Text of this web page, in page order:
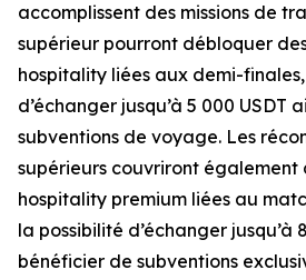
accomplissent des missions de
supérieur pourront débloquer
hospitality liées aux demi-
d’échanger jusqu’à 5 000 USDT
subventions de voyage. Les
supérieurs couvriront également
hospitality premium liées au
la possibilité d’échanger jusqu’à
bénéficier de subventions